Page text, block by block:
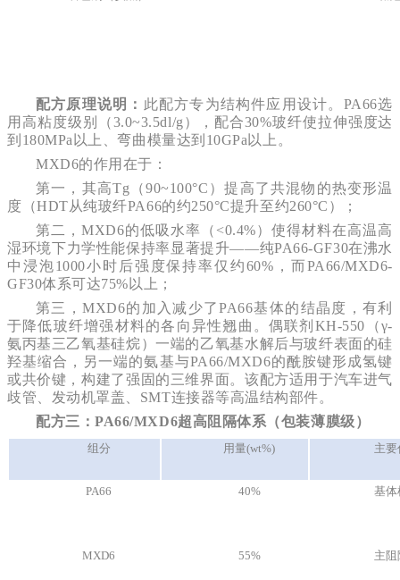
配方原理说明： 此配方专为结构件应用设计。PA66选
用高粘度级别（3.0~3.5dl/g），配合30%玻纤使拉伸强度达
到180MPa以上、弯曲模量达到10GPa以上。
MXD6的作用在于：
第一，其高Tg（90~100°C）提高了共混物的热变形温
度（HDT从纯玻纤PA66的约250°C提升至约260°C）；
第二，MXD6的低吸水率（<0.4%）使得材料在高温高
湿环境下力学性能保持率显著提升——纯PA66-GF30在沸水
中浸泡1000小时后强度保持率仅约60%，而PA66/MXD6-
GF30体系可达75%以上；
第三，MXD6的加入减少了PA66基体的结晶度，有利
于降低玻纤增强材料的各向异性翘曲。偶联剂KH-550（γ-
氨丙基三乙氧基硅烷）一端的乙氧基水解后与玻纤表面的硅
羟基缩合，另一端的氨基与PA66/MXD6的酰胺键形成氢键
或共价键，构建了强固的三维界面。该配方适用于汽车进气
歧管、发动机罩盖、SMT连接器等高温结构部件。
配方三：PA66/MXD6超高阻隔体系（包装薄膜级）
组分 用量(wt%) 主要
PA66 40% 基体
MXD6 55% 主阻